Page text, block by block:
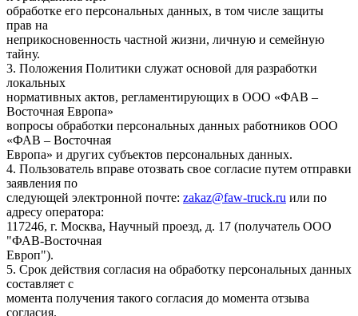
обработке его персональных данных, в том числе защиты
прав на
неприкосновенность частной жизни, личную и семейную
тайну.
3. Положения Политики служат основой для разработки
локальных
нормативных актов, регламентирующих в ООО «ФАВ –
Восточная Европа»
вопросы обработки персональных данных работников ООО
«ФАВ – Восточная
Европа» и других субъектов персональных данных.
4. Пользователь вправе отозвать свое согласие путем отправки
заявления по
следующей электронной почте: zakaz@faw-truck.ru или по
адресу оператора:
117246, г. Москва, Научный проезд, д. 17 (получатель ООО
"ФАВ-Восточная
Европ").
5. Срок действия согласия на обработку персональных данных
составляет с
момента получения такого согласия до момента отзыва
согласия.